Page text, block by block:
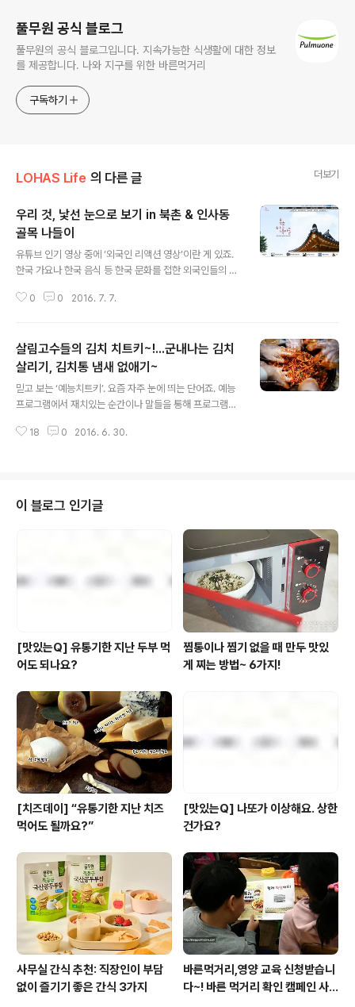
풀무원 공식 블로그
풀무원의 공식 블로그입니다. 지속가능한 식생활에 대한 정보
를 제공합니다. 나와 지구를 위한 바른먹거리
구독하기
LOHAS Life 의 다른 글 더보기
우리 것, 낯선 눈으로 보기 in 북촌 & 인사동
골목 나들이
유튜브 인기 영상 중에 ‘외국인 리액션 영상’이란 게 있죠.
한국 가요나 한국 음식 등 한국 문화를 접한 외국인들의 반
하거나 우리 음식을 처음 맛본 외국인들의 재미있는 반응
지 않았던 것이 외국인들의 눈을 통해 새로워 보이는 경우
가 있는데요, 아마 이곳에서도 비슷한 기분이 들지 않을까
요? 가장 한국적이지만 외국인이 되어 여행하는 듯한 기분
이 드는 그 곳. 바로 ‘북촌’과 ‘인사동’입니다. 요즘 외국인들
0 0 2016. 7. 7.
살림고수들의 김치 치트키~!...군내나는 김치
살리기, 김치통 냄새 없애기~
믿고 보는 ‘예능치트키’. 요즘 자주 눈에 띄는 단어죠. 예능
프로그램에서 재치있는 순간이나 말들을 통해 프로그램을
는데요, ^^ 여기서 ‘치트키’란 무슨 말일까요? '치트(chea
을 술술 풀리게 해주죠. 우리 인생에서도 치트키가 있었으
면, 하는 순간이 있습니다. 살림하는 주부들도 날마다 새록
새록 등장하는 골칫거리에 치트키를 쓰고 싶은 순간이 많
을 텐데요, 뭐 하나 쉬운 게 없는 살림, 그 중에서도 밥상의
중심인 김치에 문제가 생기면 “망했구나~” 하는 생각이 절
로 드실 겁니다. ..
18 0 2016. 6. 30.
이 블로그 인기글
[맛있는Q] 유통기한 지난 두부 먹
어도 되나요?
찜통이나 찜기 없을 때 만두 맛있
게 찌는 방법~ 6가지!
[치즈데이] “유통기한 지난 치즈
먹어도 될까요?”
[맛있는Q] 나또가 이상해요. 상한
건가요?
사무실 간식 추천: 직장인이 부담
없이 즐기기 좋은 간식 3가지
바른먹거리,영양 교육 신청받습니
다~! 바른 먹거리 확인 캠페인 사